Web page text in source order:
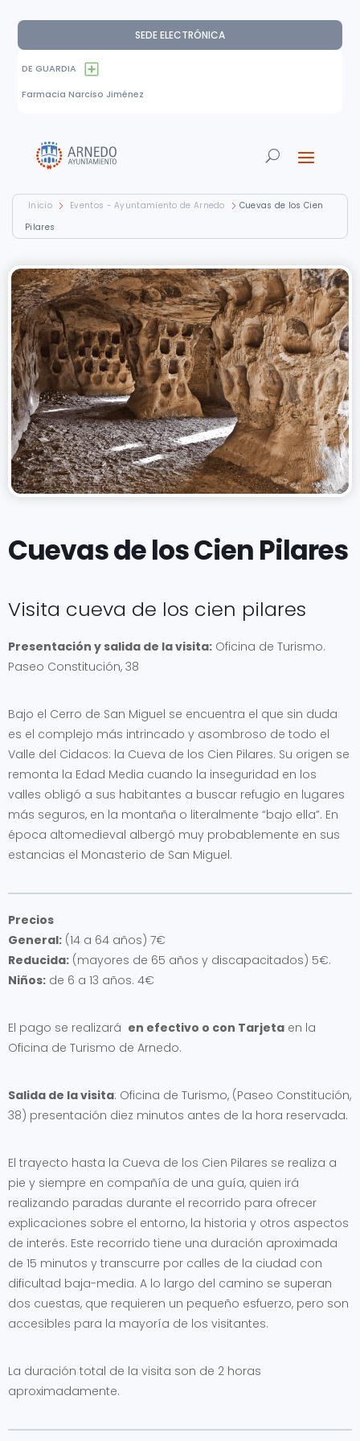
SEDE ELECTRÓNICA
DE GUARDIA
Farmacia Narciso Jiménez
Inicio Eventos - Ayuntamiento de Arnedo
Cuevas de los Cien
Pilares
Cuevas de los Cien Pilares
Visita cueva de los cien pilares
Presentación y salida de la visita: Oficina de Turismo.
Paseo Constitución, 38
Bajo el Cerro de San Miguel se encuentra el que sin duda
es el complejo más intrincado y asombroso de todo el
Valle del Cidacos: la Cueva de los Cien Pilares. Su origen se
remonta la Edad Media cuando la inseguridad en los
valles obligó a sus habitantes a buscar refugio en lugares
más seguros, en la montaña o literalmente “bajo ella”. En
época altomedieval albergó muy probablemente en sus
estancias el Monasterio de San Miguel.
Precios
General: (14 a 64 años) 7€
Reducida: (mayores de 65 años y discapacitados) 5€.
Niños: de 6 a 13 años. 4€
El pago se realizará en efectivo o con Tarjeta en la
Oficina de Turismo de Arnedo.
Salida de la visita: Oficina de Turismo, (Paseo Constitución,
38) presentación diez minutos antes de la hora reservada.
El trayecto hasta la Cueva de los Cien Pilares se realiza a
pie y siempre en compañía de una guía, quien irá
realizando paradas durante el recorrido para ofrecer
explicaciones sobre el entorno, la historia y otros aspectos
de interés. Este recorrido tiene una duración aproximada
de 15 minutos y transcurre por calles de la ciudad con
dificultad baja-media. A lo largo del camino se superan
dos cuestas, que requieren un pequeño esfuerzo, pero son
accesibles para la mayoría de los visitantes.
La duración total de la visita son de 2 horas
aproximadamente.